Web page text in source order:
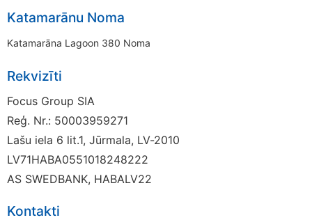
Katamarānu Noma
Katamarāna Lagoon 380 Noma
Rekvizīti
Focus Group SIA
Reģ. Nr.: 50003959271
Lašu iela 6 lit.1, Jūrmala, LV-2010
LV71HABA0551018248222
AS SWEDBANK, HABALV22
Kontakti